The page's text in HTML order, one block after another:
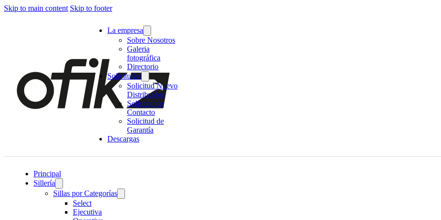
Skip to main content Skip to footer
La empresa
Sobre Nosotros
Galeria
fotográfica
Directorio
Solicitudes
Solicitud Nuevo
Distribuidor
Solicitud de
Contacto
Solicitud de
Garantía
Descargas
Principal
Sillería
Sillas por Categorías
Select
Ejecutiva